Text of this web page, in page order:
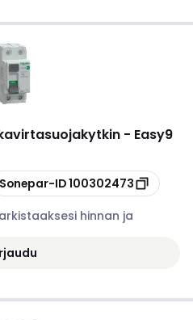
- Easy9
Sonepar-ID100302473
hinnan ja